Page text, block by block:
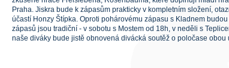
Praha. Jiskra bude k zápasům prakticky v kompletním složení,
účastí Honzy Štípka. Oproti pohárovému zápasu s Kladnem
zápasů jsou tradiční - v sobotu s Mostem od 18h, v neděli s
naše diváky bude jistě obnovená divácká soutěž o poločase obou